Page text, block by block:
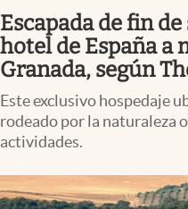
Escapada de fin
hotel de España a
Granada, según
Este exclusivo hospedaje
rodeado por la naturaleza
actividades.